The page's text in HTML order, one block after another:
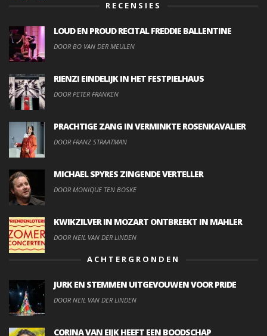
RECENSIES
LOUD EN PROUD RECITAL FREDDIE BALLENTINE
DOOR BO VAN DER MEULEN
RIENZI EINDELIJK IN HET FESTPIELHAUS
DOOR PETER FRANKEN
PRACHTIGE ZANG IN VERMINKTE ROSENKAVALIER
DOOR FRANZ STRAATMAN
MICHAEL SPYRES ZINGENDE VERTELLER
DOOR MONIQUE TEN BOSKE
KWIKZILVER IN MOZART ONTBREEKT IN MAHLER
DOOR NEIL VAN DER LINDEN
ACHTERGRONDEN
JURK EN STEMMEN UITGEVOUWEN VOOR PRIDE
DOOR NEIL VAN DER LINDEN
CORINA VAN EIJK HEEFT EEN BOODSCHAP